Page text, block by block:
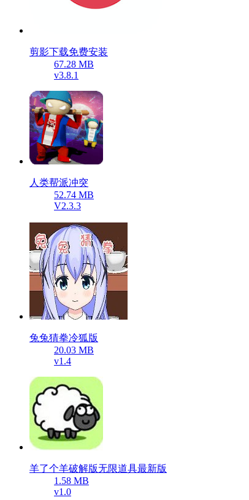
剪影下载免费安装
67.28 MB
v3.8.1
人类帮派冲突
52.74 MB
V2.3.3
兔兔猜拳冷狐版
20.03 MB
v1.4
羊了个羊破解版无限道具最新版
1.58 MB
v1.0